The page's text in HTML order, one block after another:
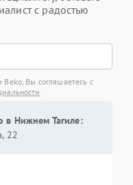
с радостью
Beko, Вы соглашаетесь с
в Нижнем Тагиле:
22